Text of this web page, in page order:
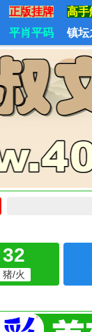
正版挂牌 高手
平肖平码 镇坛